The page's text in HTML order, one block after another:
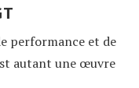
performance et de
autant une œuvre